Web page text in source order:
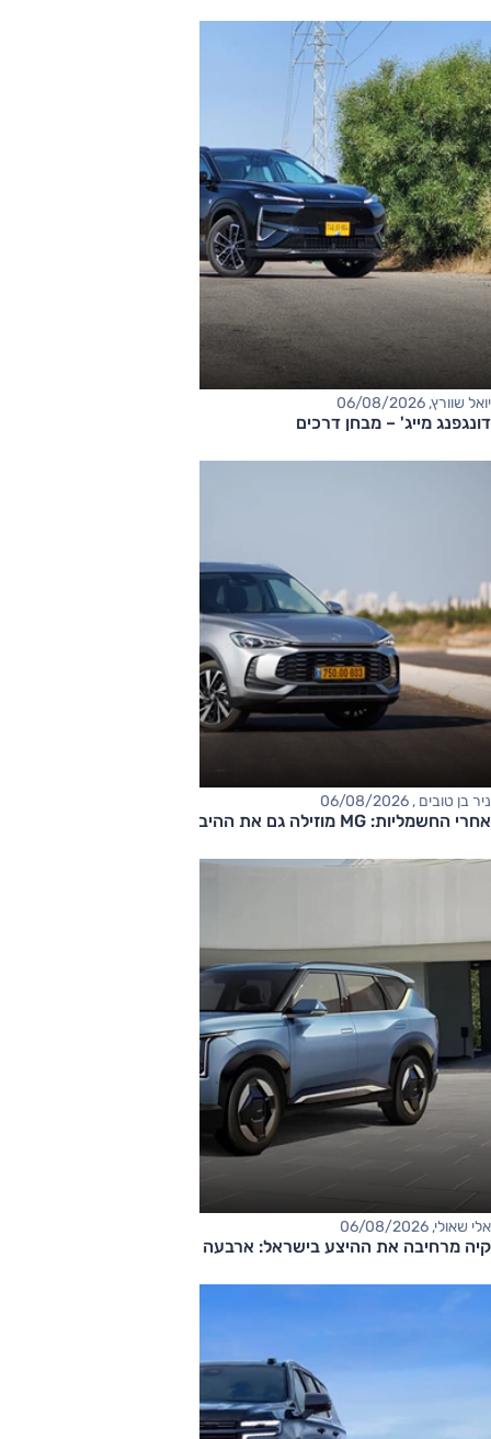
יואל שוורץ, 06/08/2026
דונגפנג מייג' – מבחן דרכים
ניר בן טובים , 06/08/2026
אחרי החשמליות: MG מוזילה גם את ההיברידיות
אלי שאולי, 06/08/2026
קיה מרחיבה את ההיצע בישראל: ארבעה דגמים חדשים בדרך